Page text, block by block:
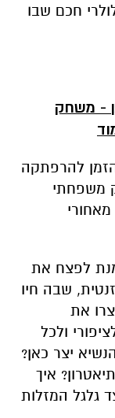
את
ולכל
איך
גלגל המזלות
שמלווה
לגלות
עם